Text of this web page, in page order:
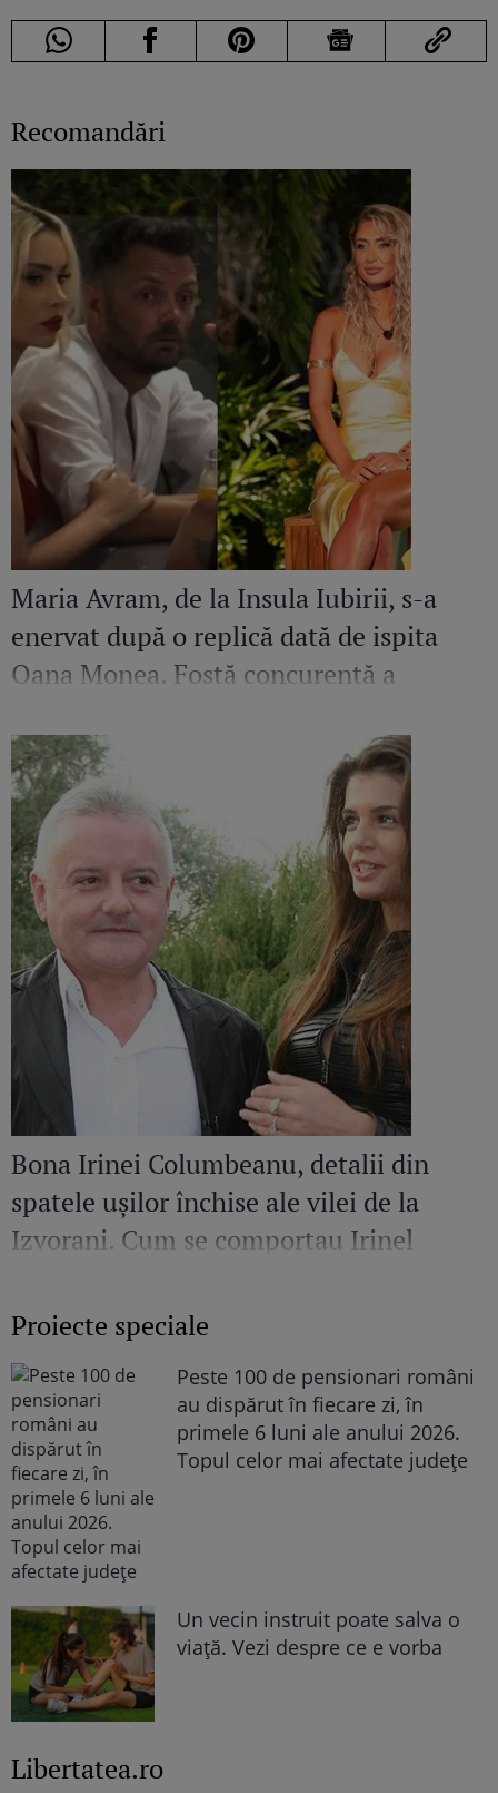
Recomandări
Maria Avram, de la Insula Iubirii, s-a
enervat după o replică dată de ispita
Oana Monea. Fostă concurentă a
Bona Irinei Columbeanu, detalii din
spatele ușilor închise ale vilei de la
Izvorani. Cum se comportau Irinel
erau în public
Proiecte speciale
Peste 100 de pensionari români
au dispărut în fiecare zi, în
primele 6 luni ale anului 2026.
Topul celor mai afectate județe
Un vecin instruit poate salva o
viață. Vezi despre ce e vorba
Libertatea.ro